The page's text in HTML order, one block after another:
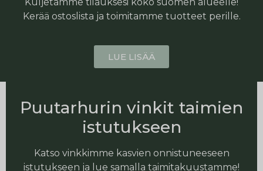
Kerää ostoslista ja toimitamme tuotteet perille.
LUE LISÄÄ
Puutarhurin vinkit taimien
istutukseen
Katso vinkkimme kasvien onnistuneeseen
istutukseen ja lue samalla taimitakuustamme!